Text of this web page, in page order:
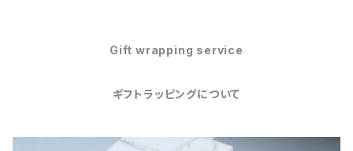
Gift wrapping service
ギフトラッピングについて